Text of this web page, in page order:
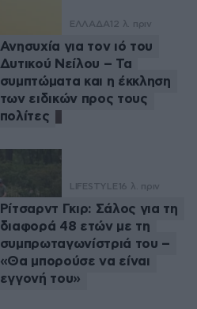
ΕΛΛΑΔΑ 12 λ. πριν
Ανησυχία για τον ιό του
Δυτικού Νείλου – Τα
συμπτώματα και η έκκληση
των ειδικών προς τους
πολίτες
LIFESTYLE 16 λ. πριν
Ρίτσαρντ Γκιρ: Σάλος για τη
διαφορά 48 ετών με τη
συμπρωταγωνίστριά του –
«Θα μπορούσε να είναι
εγγονή του»